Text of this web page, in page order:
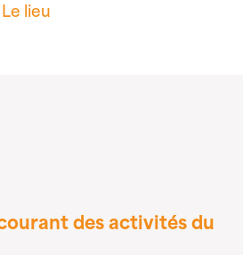
Le lieu
courant des activités du